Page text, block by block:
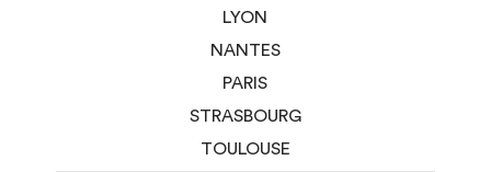
LYON
NANTES
PARIS
STRASBOURG
TOULOUSE